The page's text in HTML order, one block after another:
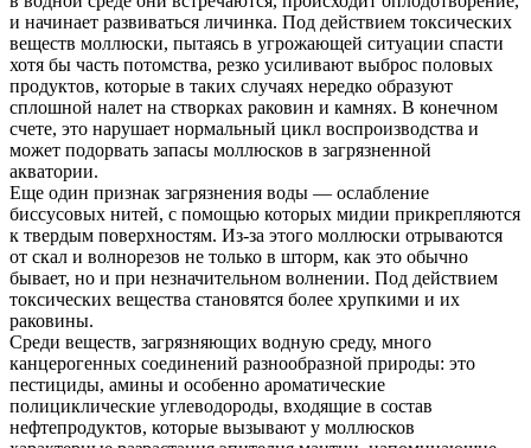
и начинает развиваться личинка. Под действием токсических
веществ моллюски, пытаясь в угрожающей ситуации спасти
хотя бы часть потомства, резко усиливают выброс половых
продуктов, которые в таких случаях нередко образуют
сплошной налет на створках раковин и камнях. В конечном
счете, это нарушает нормальный цикл воспроизводства и
может подорвать запасы моллюсков в загрязненной
акватории.
Еще один признак загрязнения воды — ослабление
биссусовых нитей, с помощью которых мидии прикрепляются
к твердым поверхностям. Из-за этого моллюски отрываются
от скал и волнорезов не только в шторм, как это обычно
бывает, но и при незначительном волнении. Под действием
токсических вещества становятся более хрупкими и их
раковины.
Среди веществ, загрязняющих водную среду, много
канцерогенных соединений разнообразной природы: это
пестициды, амины и особенно ароматические
полициклические углеводороды, входящие в состав
нефтепродуктов, которые вызывают у моллюсков